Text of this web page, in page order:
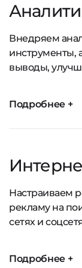
Внедряем
инструменты,
выводы,
Подробнее +
Настраиваем
рекламу на
сетях и
Подробнее +